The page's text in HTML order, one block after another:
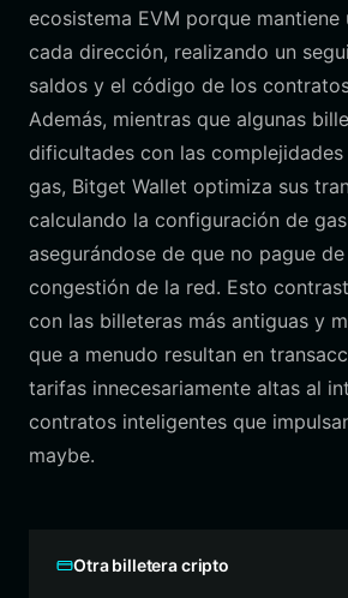
ecosistema EVM porque
cada dirección, realizando un
saldos y el código de los
Además, mientras que algunas
dificultades con las
gas, Bitget Wallet optimiza sus
calculando la configuración de
asegurándose de que no pague
congestión de la red. Esto
con las billeteras más antiguas y
que a menudo resultan en
tarifas innecesariamente altas al
contratos inteligentes que
maybe.
Otra billetera cripto